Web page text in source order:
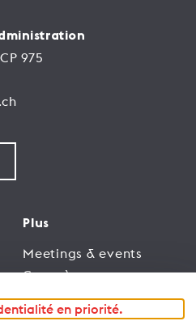
975
Plus
Meetings & events
Congrès
Trade
en priorité.